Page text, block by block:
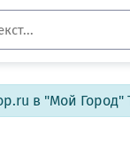
в "Мой Город"